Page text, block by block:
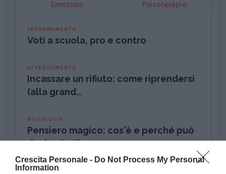
Crescita Personale - Do Not Process My Personal
Information
Emozioni Psicoterapie
APPRENDIMENTO
Voti a scuola, pro e contro
ATTEGGIAMENTO
Incassare un rifiuto: come riprendersi
(alla grand...
PSICOLOGIA
Pensiero magico: cos'è e perché può
rivelarsi util...
DISAGIO PSICOLOGICO